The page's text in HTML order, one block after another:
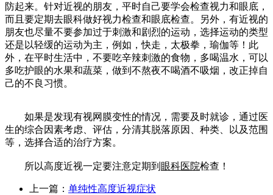
防起来。针对近视的朋友，平时自己要学会检查视力和眼底，
而且要定期去眼科做好视力检查和眼底检查。另外，有近视的
朋友也尽量不要参加过于刺激和剧烈的运动，选择运动的类型
还是以轻缓的运动为主，例如，快走，太极拳，瑜伽等！此
外，在平时生活中，不要吃辛辣刺激的食物，多喝温水，可以
多吃护眼的水果和蔬菜，做到不熬夜不喝酒不吸烟，改正掉自
己的不良习惯。
如果是发现有视网膜变性的情况，需要及时就诊，通过医
生的综合因素考虑、评估，分清其脱落原因、种类、以及范围
等，选择合适的治疗方案。
所以高度近视一定要注意定期到 眼科医院检查！
上一篇： 单纯性高度近视症状